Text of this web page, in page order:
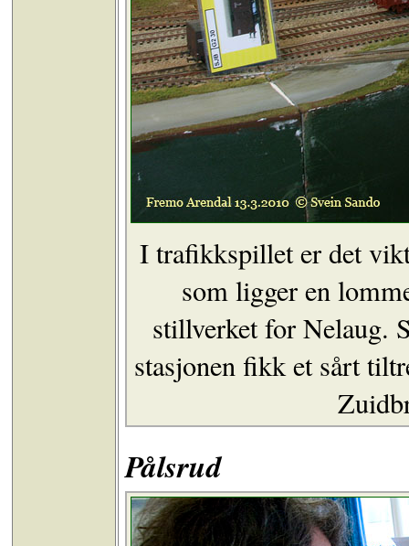
I trafikkspillet er det
som ligger en
stillverket for Nelaug.
stasjonen fikk et sårt
Pålsrud